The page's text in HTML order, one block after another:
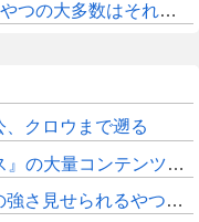
の雑魚だから聞く耳持つだけムダよ
クロウまで遡る
疲れ、離れたプレイヤーいた」
せられるやつ一番すき